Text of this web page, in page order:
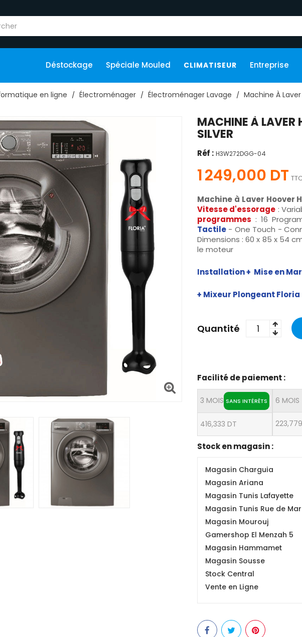
Déstockage Spéciale Mouled CLIMATISEUR Entreprise
en ligne Électroménager Électroménager Lavage Machine À Laver
MACHINE À
SILVER
Réf : H3W272DGG-04
1 249,000 DT
Machine à Laver Hoover
Vitesse d'essorage :
programmes : 16
Tactile - One Touch -
Dimensions : 60 x 85 x 54
le moteur
Installation + Mise en
+ Mixeur Plongeant Floria
Quantité
Facilité de paiement :
3 MOIS SANS INTÉRÊTS
416,333 DT
6 MOIS
Stock en magasin :
Magasin Charguia
Magasin Ariana
Magasin Tunis Lafayette
Magasin Tunis Rue de
Magasin Mourouj
Gamershop El Menzah 5
Magasin Hammamet
Magasin Sousse
Stock Central
Vente en Ligne